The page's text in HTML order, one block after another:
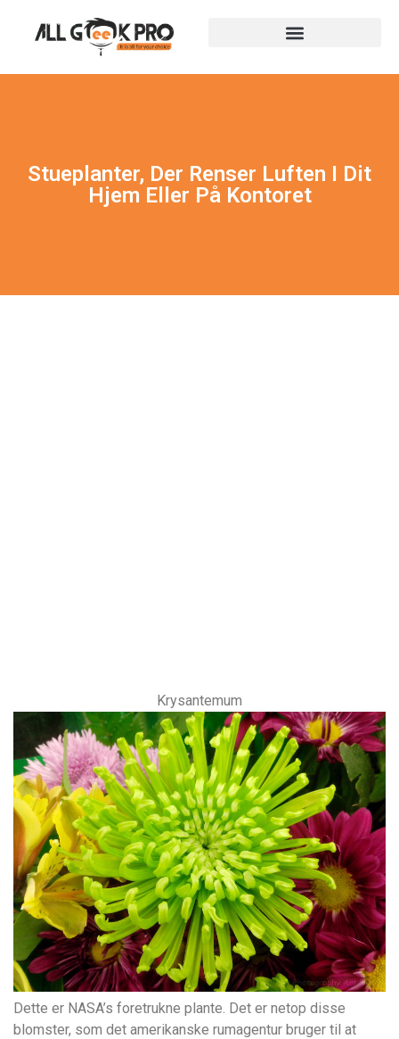
Stueplanter, Der Renser Luften I Dit
Hjem Eller På Kontoret
Krysantemum
Dette er NASA’s foretrukne plante. Det er netop disse
blomster, som det amerikanske rumagentur bruger til at